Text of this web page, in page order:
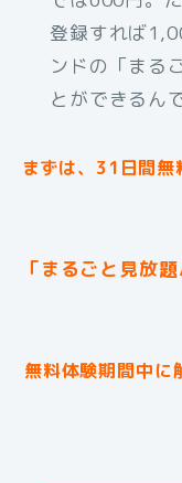
登録すれば
ンドの「まる
とができるん
まずは、31日間無
「まるごと見放
無料体験期間中に